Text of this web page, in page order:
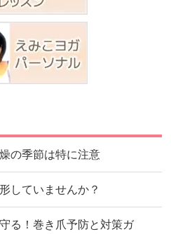
の季節は特に注意
していませんか？
る！巻き爪予防と対策ガ